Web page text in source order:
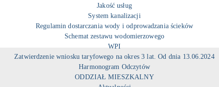
Jakość usług
System kanalizacji
Regulamin dostarczania wody i odprowadzania ścieków
Schemat zestawu wodomierzowego
WPI
Zatwierdzenie wniosku taryfowego na okres 3 lat. Od dnia 13.06.2024
Harmonogram Odczytów
ODDZIAŁ MIESZKALNY